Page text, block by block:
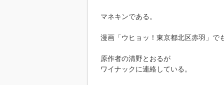
マネキンである。
漫画「ウヒョッ！東京都北区赤羽」で
原作者の清野とおるが
ワイナックに連絡している。